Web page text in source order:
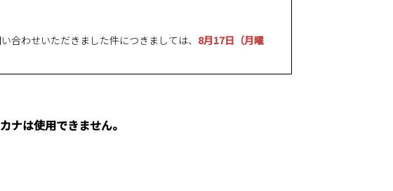
合わせいただきました件につきましては、 8月17日（月曜
ナは使用できません。